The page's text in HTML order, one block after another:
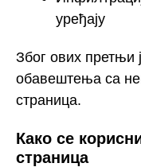
уређају
Због ових претњи
обавештења са
страница.
Како се
страница